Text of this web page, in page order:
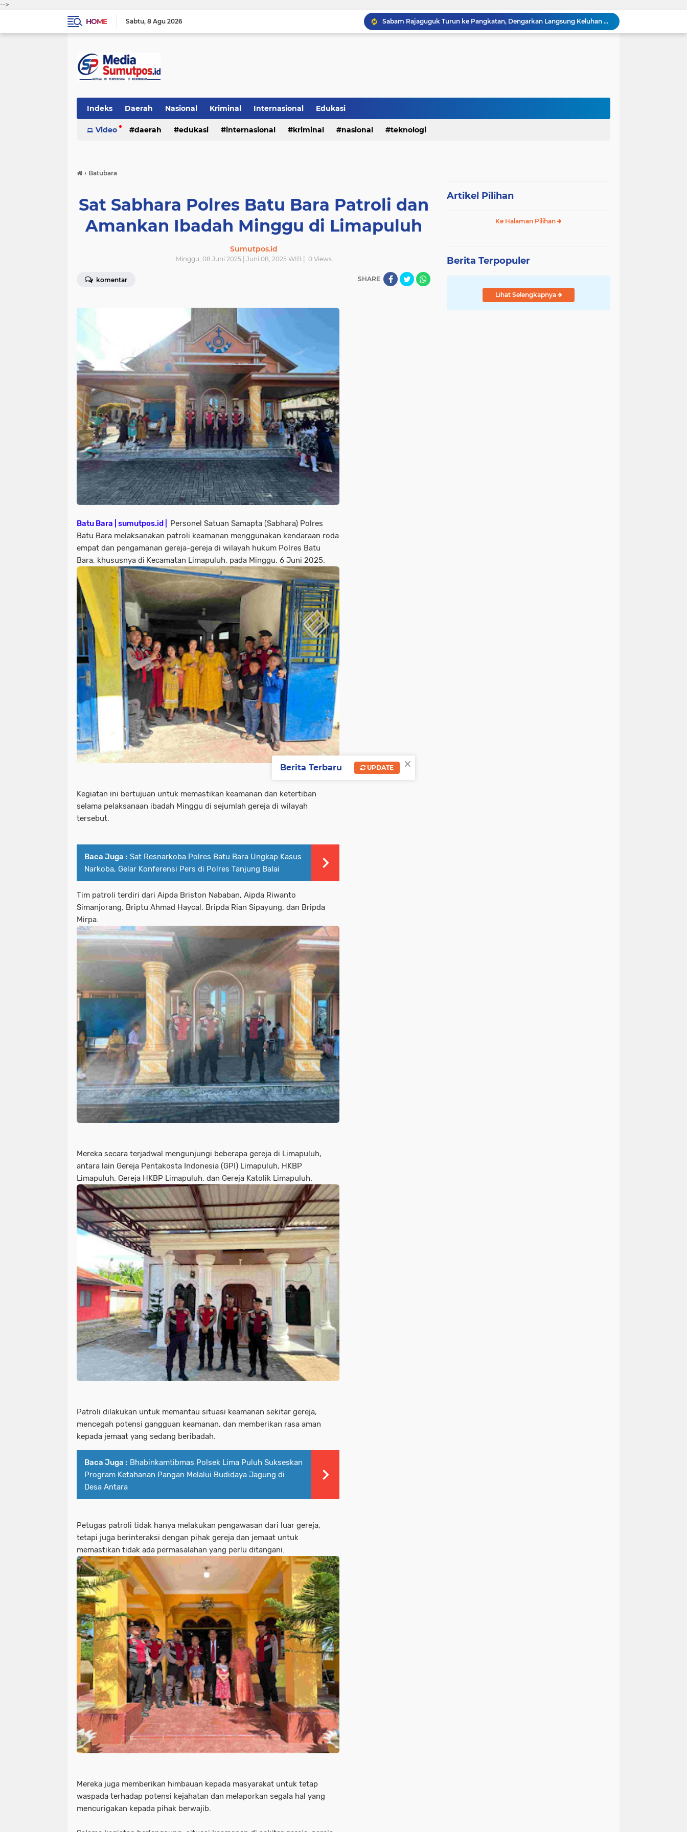
-->
HOME
Sabtu 8 Agu 2026
Sabam Rajaguguk Turun ke Pangkatan, Dengarkan Langsung Keluhan dan Harapan Warga
Indeks Daerah Nasional Kriminal Internasional Edukasi
Video daerah edukasi internasional kriminal nasional teknologi
› Batubara
Sat Sabhara Polres Batu Bara Patroli dan
Amankan Ibadah Minggu di Limapuluh
Sumutpos.id
Minggu, 08 Juni 2025 | Juni 08, 2025 WIB | 0Views
komentar SHARE
Batu Bara | sumutpos.id | Personel Satuan Samapta (Sabhara) Polres
Batu Bara melaksanakan patroli keamanan menggunakan kendaraan roda
empat dan pengamanan gereja-gereja di wilayah hukum Polres Batu
Bara, khususnya di Kecamatan Limapuluh, pada Minggu, 6 Juni 2025.
Kegiatan ini bertujuan untuk memastikan keamanan dan ketertiban
selama pelaksanaan ibadah Minggu di sejumlah gereja di wilayah
tersebut.
Baca Juga : Sat Resnarkoba Polres Batu Bara Ungkap Kasus
Narkoba, Gelar Konferensi Pers di Polres Tanjung Balai
Tim patroli terdiri dari Aipda Briston Nababan, Aipda Riwanto
Simanjorang, Briptu Ahmad Haycal, Bripda Rian Sipayung, dan Bripda
Mirpa.
Mereka secara terjadwal mengunjungi beberapa gereja di Limapuluh,
antara lain Gereja Pentakosta Indonesia (GPI) Limapuluh, HKBP
Limapuluh, Gereja HKBP Limapuluh, dan Gereja Katolik Limapuluh.
Patroli dilakukan untuk memantau situasi keamanan sekitar gereja,
mencegah potensi gangguan keamanan, dan memberikan rasa aman
kepada jemaat yang sedang beribadah.
Baca Juga : Bhabinkamtibmas Polsek Lima Puluh Sukseskan
Program Ketahanan Pangan Melalui Budidaya Jagung di
Desa Antara
Petugas patroli tidak hanya melakukan pengawasan dari luar gereja,
tetapi juga berinteraksi dengan pihak gereja dan jemaat untuk
memastikan tidak ada permasalahan yang perlu ditangani.
Mereka juga memberikan himbauan kepada masyarakat untuk tetap
waspada terhadap potensi kejahatan dan melaporkan segala hal yang
mencurigakan kepada pihak berwajib.
Artikel Pilihan
Ke Halaman Pilihan
Berita Terpopuler
Lihat Selengkapnya
×
Berita Terbaru UPDATE